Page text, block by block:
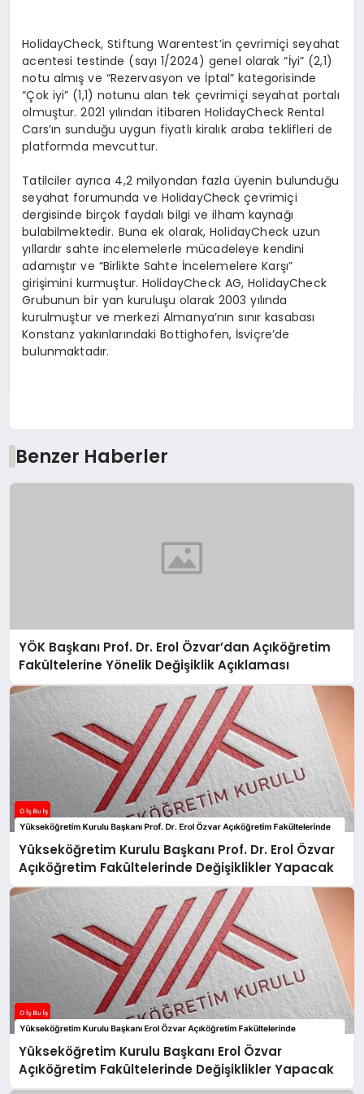
HolidayCheck, Stiftung Warentest’in çevrimiçi seyahat
acentesi testinde (sayı 1/2024) genel olarak “İyi” (2,1)
notu almış ve “Rezervasyon ve İptal” kategorisinde
“Çok iyi” (1,1) notunu alan tek çevrimiçi seyahat portalı
olmuştur. 2021 yılından itibaren HolidayCheck Rental
Cars’ın sunduğu uygun fiyatlı kiralık araba teklifleri de
platformda mevcuttur.
Tatilciler ayrıca 4,2 milyondan fazla üyenin bulunduğu
seyahat forumunda ve HolidayCheck çevrimiçi
dergisinde birçok faydalı bilgi ve ilham kaynağı
bulabilmektedir. Buna ek olarak, HolidayCheck uzun
yıllardır sahte incelemelerle mücadeleye kendini
adamıştır ve “Birlikte Sahte İncelemelere Karşı”
girişimini kurmuştur. HolidayCheck AG, HolidayCheck
Grubunun bir yan kuruluşu olarak 2003 yılında
kurulmuştur ve merkezi Almanya’nın sınır kasabası
Konstanz yakınlarındaki Bottighofen, İsviçre’de
bulunmaktadır.
Benzer Haberler
YÖK Başkanı Prof. Dr. Erol Özvar’dan Açıköğretim
Fakültelerine Yönelik Değişiklik Açıklaması
Yükseköğretim Kurulu Başkanı Prof. Dr. Erol Özvar
Açıköğretim Fakültelerinde Değişiklikler Yapacak
Yükseköğretim Kurulu Başkanı Erol Özvar
Açıköğretim Fakültelerinde Değişiklikler Yapacak